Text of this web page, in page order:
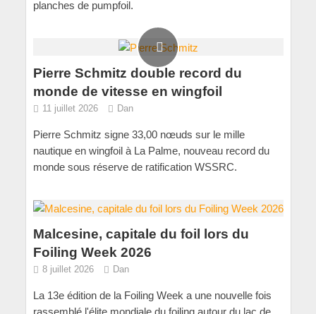
planches de pumpfoil.
Pierre Schmitz double record du
monde de vitesse en wingfoil
11 juillet 2026 Dan
Pierre Schmitz signe 33,00 nœuds sur le mille
nautique en wingfoil à La Palme, nouveau record du
monde sous réserve de ratification WSSRC.
Malcesine, capitale du foil lors du
Foiling Week 2026
8 juillet 2026 Dan
La 13e édition de la Foiling Week a une nouvelle fois